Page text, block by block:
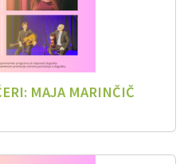
MAJA MARINČIČ